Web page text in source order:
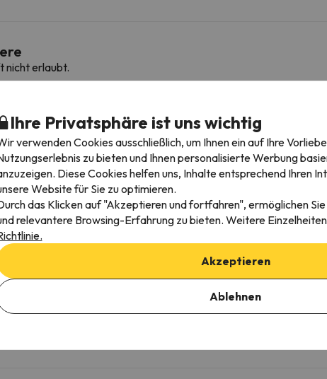
nicht erlaubt.
Skigebieten
139 m
237 m 4 min remonte 4
Ihre Privatsphäre ist uns wichtig
verwenden Cookies ausschließlich, um Ihnen ein auf Ihre
zu bieten und Ihnen personalisierte Werbung
Diese Cookies helfen uns, Inhalte entsprechend Ihren
Website für Sie zu optimieren.
das Klicken auf "Akzeptieren und fortfahren", ermöglichen
relevantere Browsing-Erfahrung zu bieten. Weitere
Akzeptieren
Ablehnen